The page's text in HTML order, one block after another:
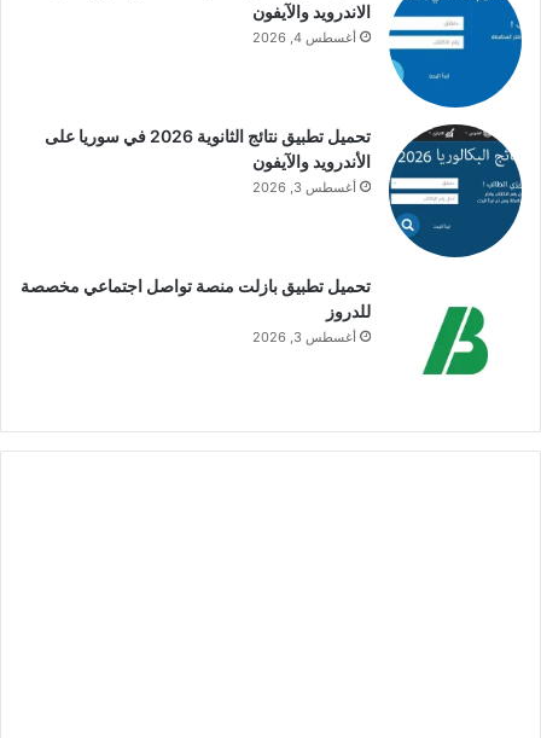
الاندرويد والآيفون
أغسطس 4, 2026
تحميل تطبيق نتائج الثانوية 2026 في سوريا على
الأندرويد والآيفون
أغسطس 3, 2026
تحميل تطبيق بازلت منصة تواصل اجتماعي مخصصة
للدروز
أغسطس 3, 2026